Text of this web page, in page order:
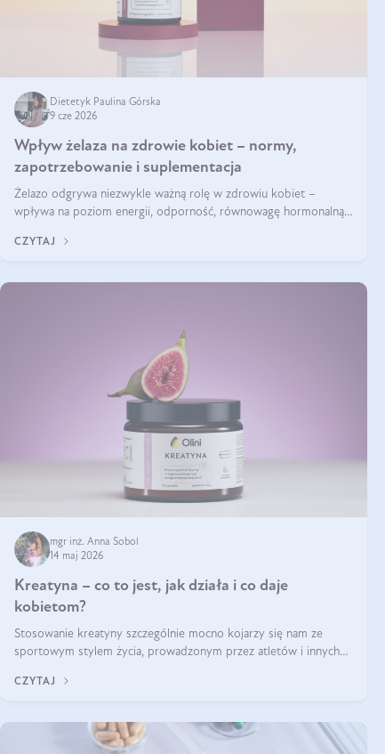
Dietetyk Paulina Górska
9 cze 2026
Wpływ żelaza na zdrowie kobiet – normy,
zapotrzebowanie i suplementacja
Żelazo odgrywa niezwykle ważną rolę w zdrowiu kobiet –
wpływa na poziom energii, odporność, równowagę hormonalną i
niedobór może prowadzić m.in. do zmęczenia, bólów i zawrotów
CZYTAJ
mgr inż. Anna Sobol
14 maj 2026
Kreatyna – co to jest, jak działa i co daje
kobietom?
Stosowanie kreatyny szczególnie mocno kojarzy się nam ze
sportowym stylem życia, prowadzonym przez atletów i innych
ten naturalny metabolit aminokwasów poprawia wydolność i
CZYTAJ